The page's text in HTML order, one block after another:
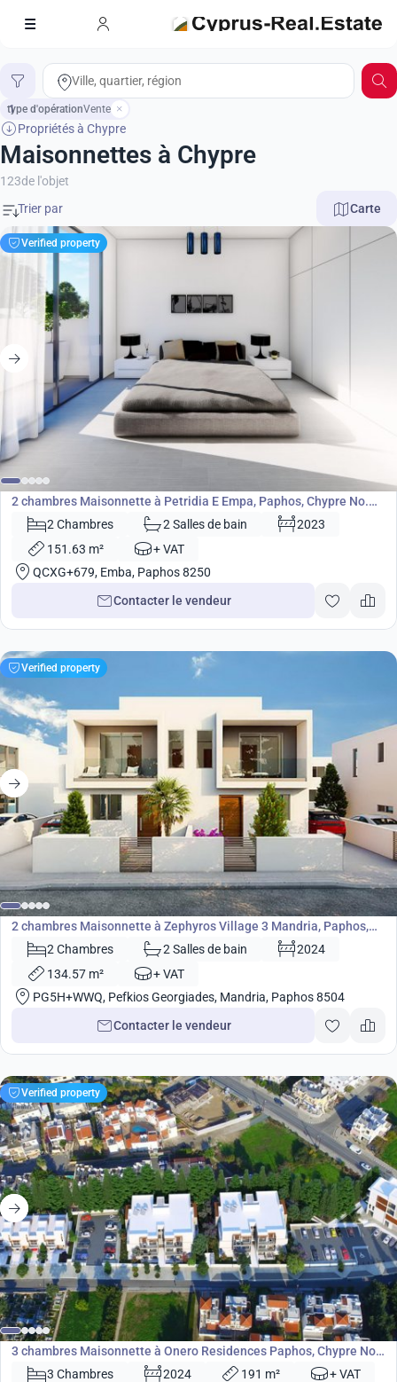
1
type d'opérationVente
Propriétés à Chypre
Maisonnettes à Chypre
123de l'objet
Carte
Verified property
€220 000
Maisonnette
2 chambres Maisonnette à Petridia E Empa, Paphos, Chypre No.
5353 2 Chambres 2 Salles de bain
2023
151.63 m²
+ VAT
QCXG+679, Emba, Paphos 8250
Contacter le vendeur
Verified property
300 000
Maisonnette
2 chambres Maisonnette à Zephyros Village 3 Mandria, Paphos,
Chypre No. 9114
2 Chambres 2 Salles de bain
2024
134.57 m²
+ VAT
PG5H+WWQ, Pefkios Georgiades, Mandria, Paphos 8504
Contacter le vendeur
Verified property
€490 000
Maisonnette
3 chambres Maisonnette à Onero Residences Paphos, Chypre No.
4512 3 Chambres 2024 191 m²
+ VAT